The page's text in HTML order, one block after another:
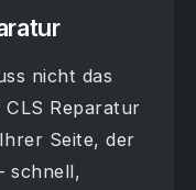
nicht das
Reparatur
Seite, der
schnell,